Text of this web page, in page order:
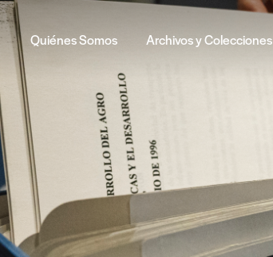
Quiénes Somos Archivos y Colecciones